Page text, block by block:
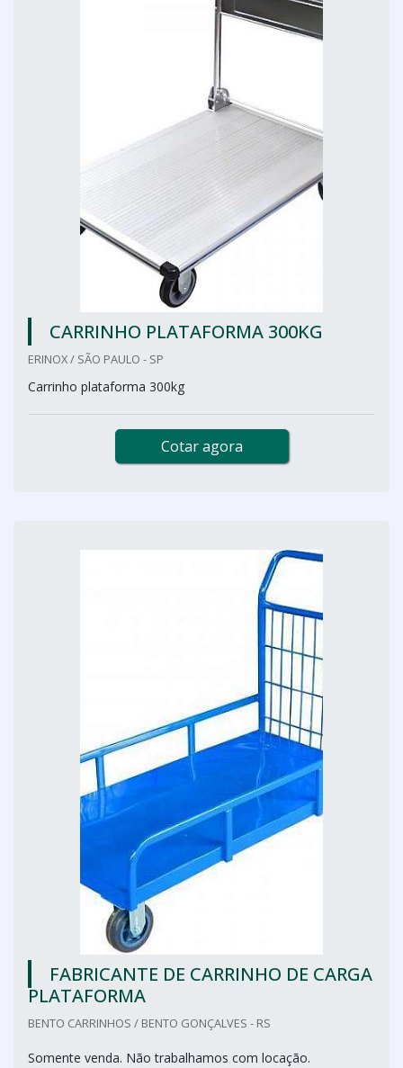
CARRINHO PLATAFORMA 300KG
ERINOX / SÃO PAULO - SP
Carrinho plataforma 300kg
Cotar agora
FABRICANTE DE CARRINHO DE CARGA
PLATAFORMA
BENTO CARRINHOS / BENTO GONÇALVES - RS
Somente venda. Não trabalhamos com locação.